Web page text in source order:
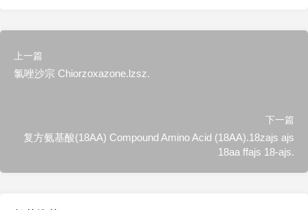
上一篇
氯唑沙宗 Chiorzoxazone.lzsz.
下一篇
复方氨基酸(18AA) Compound Amino Acid (18AA).18zajs ajs
18aa ffajs 18-ajs.